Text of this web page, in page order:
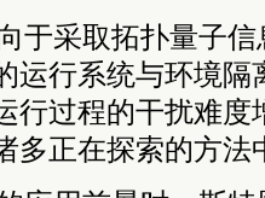
于采取拓扑量子
运行系统与环境隔
行过程的干扰难度
多正在探索的方法